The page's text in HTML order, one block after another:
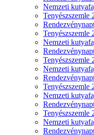
Nemzeti
Tenyészszemle
Tenyészszemle
Nemzeti
Tenyészszemle
Nemzeti
Tenyészszemle
Nemzeti
Tenyészszemle
Nemzeti